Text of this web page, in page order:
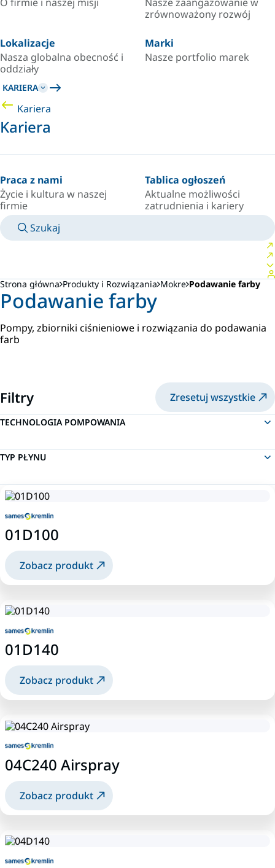
zrównoważony rozwój
Lokalizacje
Nasza globalna obecność i
oddziały
Marki
Nasze portfolio marek
KARIERA
Kariera
Kariera
Praca z nami
Życie i kultura w naszej
firmie
Tablica ogłoszeń
Aktualne możliwości
zatrudnienia i kariery
Szukaj
Strona główna Produkty i Rozwiązania Mokre Podawanie farby
Podawanie farby
Pompy, zbiorniki ciśnieniowe i rozwiązania do podawania
farb
Filtry Zresetuj wszystkie
TECHNOLOGIA POMPOWANIA
TYP PŁYNU
01D100
Zobacz produkt
01D140
Zobacz produkt
04C240 Airspray
Zobacz produkt